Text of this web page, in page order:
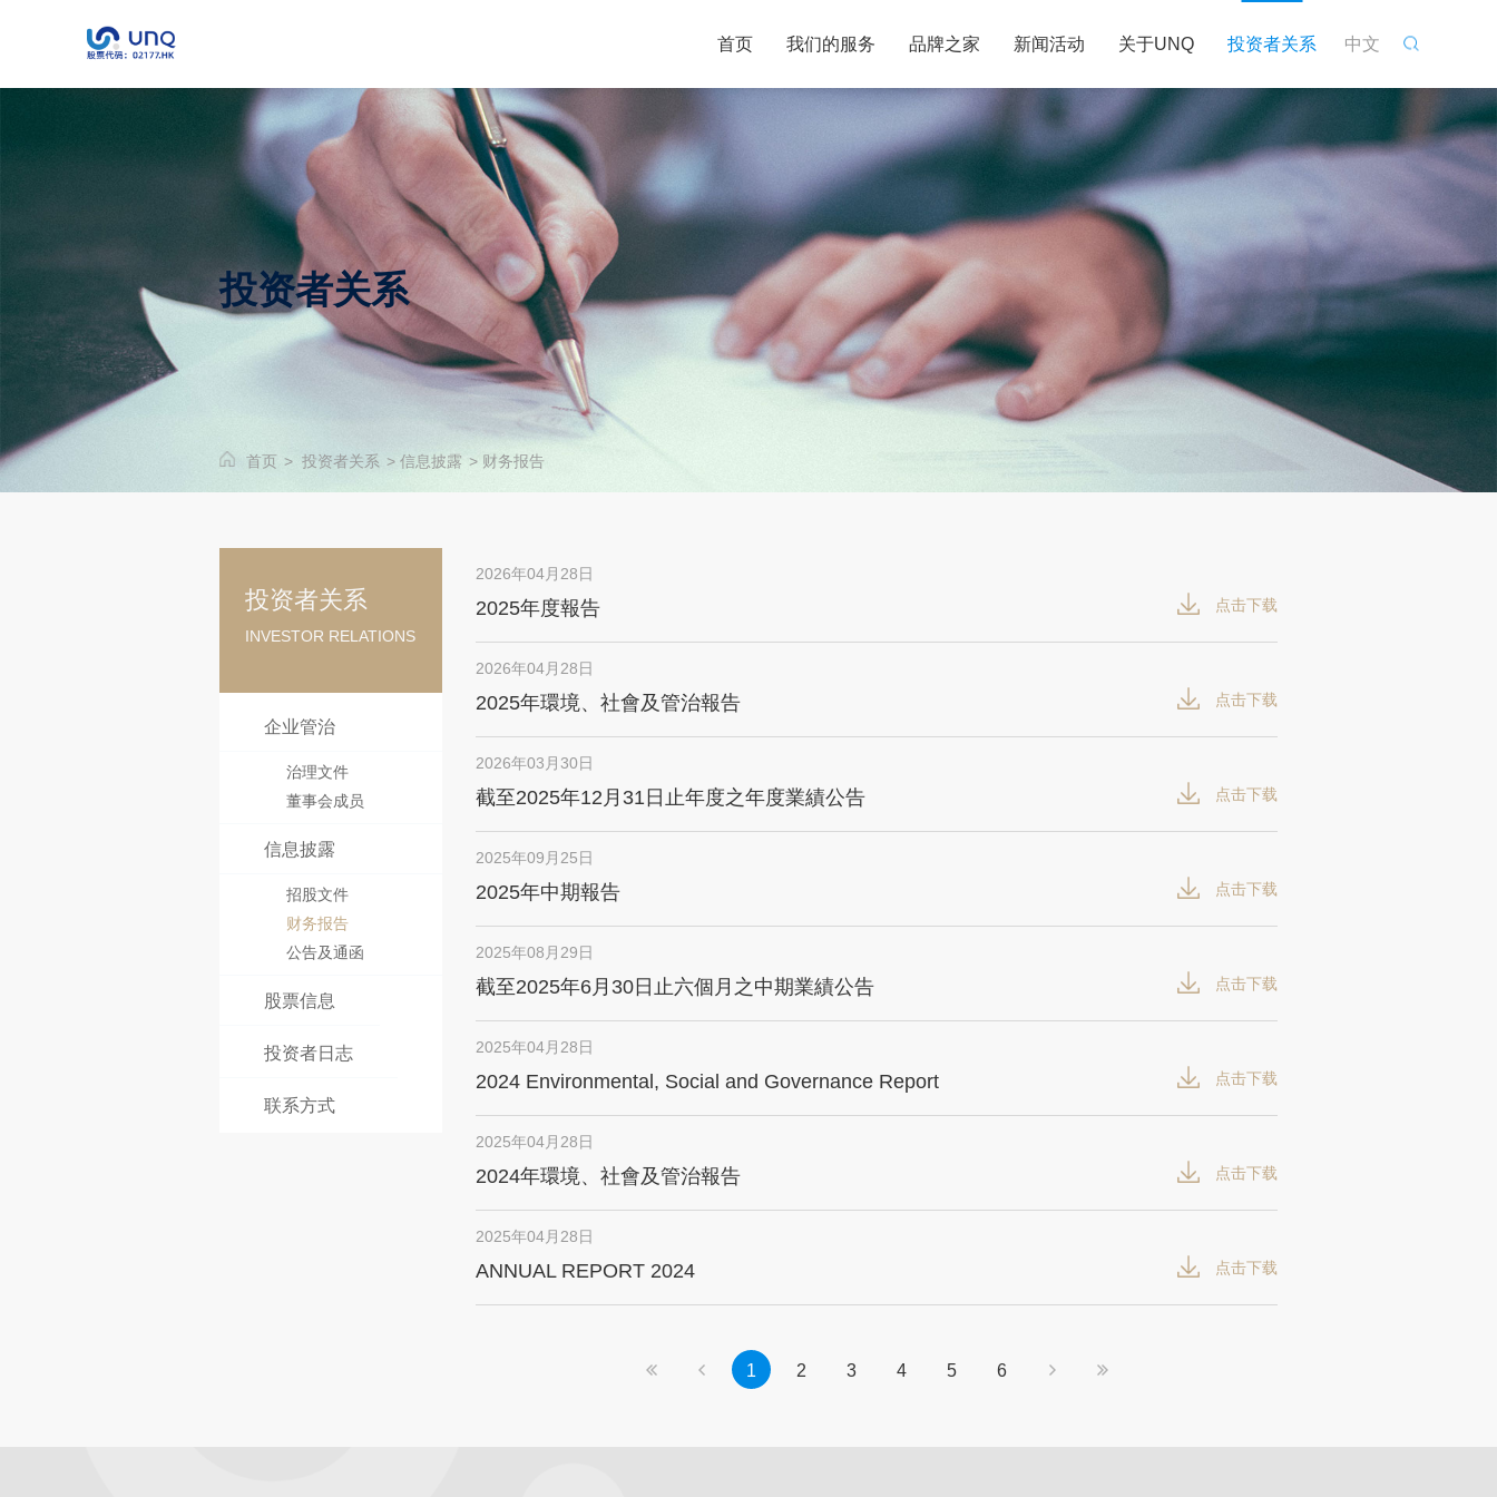
首页 我们的服务 品牌之家 新闻活动 关于UNQ 投资者关系 中文
投资者关系
首页 > 投资者关系 > 信息披露 > 财务报告
投资者关系
INVESTOR RELATIONS
企业管治
治理文件
董事会成员
信息披露
招股文件
财务报告
公告及通函
股票信息
投资者日志
联系方式
2026年04月28日
2025年度報告 点击下载
2026年04月28日
2025年環境、社會及管治報告 点击下载
2026年03月30日
截至2025年12月31日止年度之年度業績公告 点击下载
2025年09月25日
2025年中期報告 点击下载
2025年08月29日
截⾄2025年6⽉30⽇⽌六個⽉之中期業績公告 点击下载
2025年04月28日
2024 Environmental, Social and Governance Report 点击下载
2025年04月28日
2024年環境、社會及管治報告 点击下载
2025年04月28日
ANNUAL REPORT 2024 点击下载
1 2 3 4 5 6